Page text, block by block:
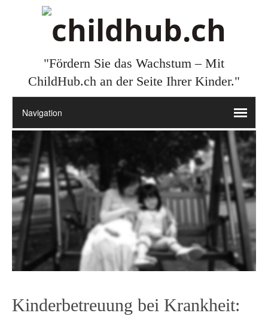
"Fördern Sie das Wachstum – Mit
ChildHub.ch an der Seite Ihrer Kinder."
Kinderbetreuung bei Krankheit: